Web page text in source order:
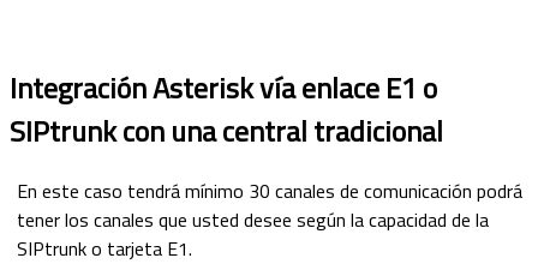
Integración Asterisk vía enlace E1 o
SIPtrunk con una central tradicional
En este caso tendrá mínimo 30 canales de comunicación podrá
tener los canales que usted desee según la capacidad de la
SIPtrunk o tarjeta E1.